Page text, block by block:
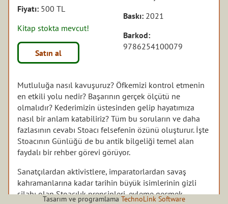
Fiyatı: 500 TL
Kitap stokta mevcut!
Satın al
Baskı: 2021
Barkod:
9786254100079
Mutluluğa nasıl kavuşuruz? Öfkemizi kontrol etmenin
en etkili yolu nedir? Başarının gerçek ölçütü ne
olmalıdır? Kederimizin üstesinden gelip hayatımıza
nasıl bir anlam katabiliriz? Tüm bu soruların ve daha
fazlasının cevabı Stoacı felsefenin özünü oluşturur. İşte
Stoacının Günlüğü de bu antik bilgeliği temel alan
faydalı bir rehber görevi görüyor.
Sanatçılardan aktivistlere, imparatorlardan savaş
kahramanlarına kadar tarihin büyük isimlerinin gizli
silahı olan Stoacılık prensipleri, eyleme geçmek
Tasarım ve programlama TechnoLink Software